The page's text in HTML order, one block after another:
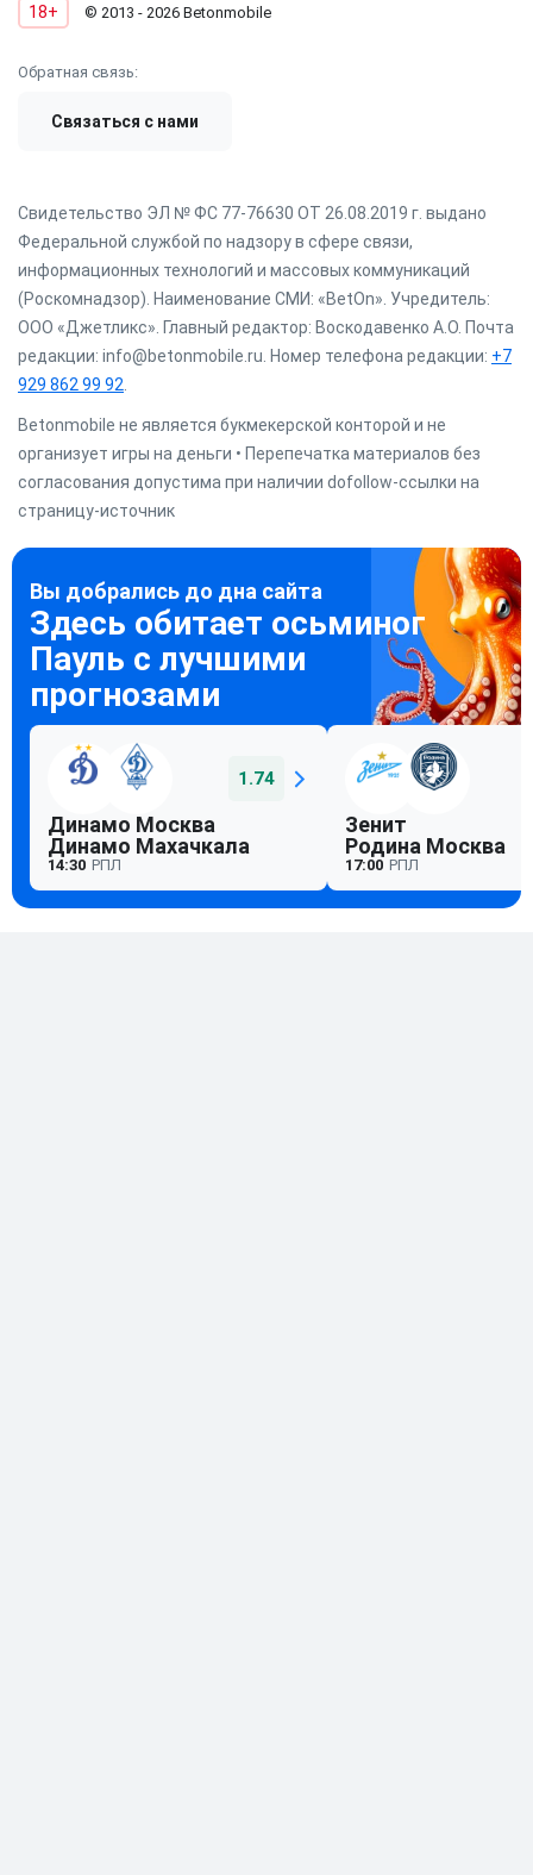
18+ © 2013 - 2026 Betonmobile
Обратная связь:
Связаться с нами
Свидетельство ЭЛ № ФС 77-76630 ОТ 26.08.2019 г. выдано
Федеральной службой по надзору в сфере связи,
информационных технологий и массовых коммуникаций
(Роскомнадзор). Наименование СМИ: «BetOn». Учредитель:
ООО «Джетликс». Главный редактор: Воскодавенко А.О. Почта
редакции: info@betonmobile.ru. Номер телефона редакции: +7
929 862 99 92
Betonmobile не является букмекерской конторой и не
организует игры на деньги • Перепечатка материалов без
согласования допустима при наличии dofollow-ссылки на
страницу-источник
1.74
Динамо Москва
Динамо Махачкала
14:30 РПЛ
Зенит
Родина Москва
17:00 РПЛ